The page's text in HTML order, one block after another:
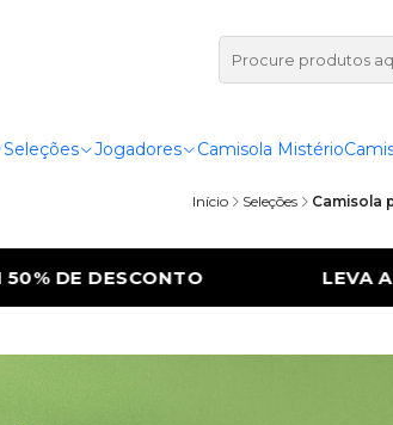
Seleções Jogadores Camisola Mistério
Início Seleções Camisola
CAMISOLA COM 50% DE DESCONTO